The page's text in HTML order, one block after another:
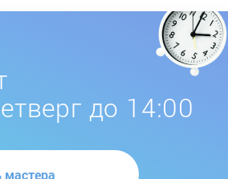
до 14:00